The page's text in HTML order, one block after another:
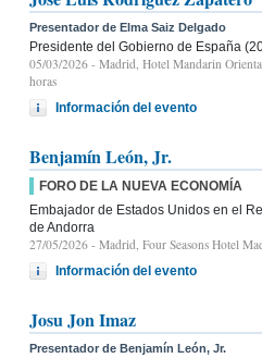
Presentador de Elma Saiz Delgado
Presidente del Gobierno de España
05/03/2026 - Madrid, Hotel Mandarin
horas
Información del evento
Benjamín León, Jr.
FORO DE LA NUEVA ECONOMÍA
Embajador de Estados Unidos en el
de Andorra
27/05/2026 - Madrid, Four Seasons Hotel
Información del evento
Josu Jon Imaz
Presentador de Benjamín León, Jr.